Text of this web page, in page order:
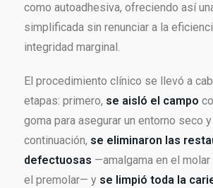
como autoadhesiva, ofreciendo así
simplificada sin renunciar a la
integridad marginal.
El procedimiento clínico se llevó a
etapas: primero, se aisló el campo
goma para asegurar un entorno seco
continuación, se eliminaron las
defectuosas —amalgama en el
el premolar— y se limpió toda la